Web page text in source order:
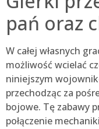
pań oraz
W całej własnych
możliwość wcielać
niniejszym
przechodząc za
bojowe. Tę zabawy
połączenie